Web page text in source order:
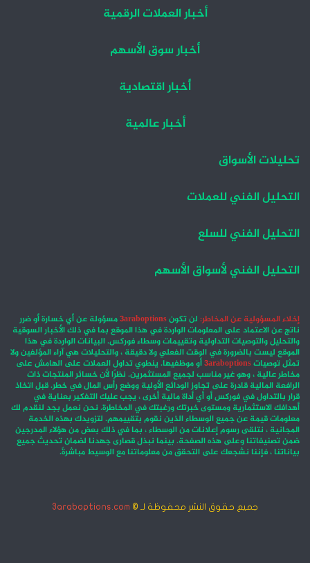
أخبار العملات الرقمية
أخبار سوق الأسهم
أخبار اقتصادية
أخبار عالمية
تحليلات الأسواق
التحليل الفني للعملات
التحليل الفني للسلع
التحليل الفني لأسواق الأسهم
إخلاء المسؤولية عن المخاطر: لن تكون3araboptionsمسؤولة عن أي خسارة أو ضرر
ناتج عن الاعتماد على المعلومات الواردة في هذا الموقع بما في ذلك الأخبار السوقية
والتحليل والتوصيات التداولية وتقييمات وسطاء فوركس. البيانات الواردة في هذا
الموقع ليست بالضرورة في الوقت الفعلي ولا دقيقة ، والتحليلات هي آراء المؤلفين ولا
تمثل توصيات3araboptionsأو موظفيها. ينطوي تداول العملات على الهامش على
مخاطر عالية ، وهو غير مناسب لجميع المستثمرين. نظرًا لأن خسائر المنتجات ذات
الرافعة المالية قادرة على تجاوز الودائع الأولية ووضع رأس المال في خطر. قبل اتخاذ
قرار بالتداول في فوركس أو أي أداة مالية أخرى ، يجب عليك التفكير بعناية في
أهدافك الاستثمارية ومستوى خبرتك ورغبتك في المخاطرة. نحن نعمل بجد لنقدم لك
معلومات قيمة عن جميع الوسطاء الذين نقوم بتقييمهم. لتزويدك بهذه الخدمة
المجانية ، نتلقى رسوم إعلانات من الوسطاء ، بما في ذلك بعض من هؤلاء المدرجين
ضمن تصنيفاتنا وعلى هذه الصفحة. بينما نبذل قصارى جهدنا لضمان تحديث جميع
بياناتنا ، فإننا نشجعك على التحقق من معلوماتنا مع الوسيط مباشرةً.
جميع حقوق النشر محفوظة لـ © 3araboptions.com